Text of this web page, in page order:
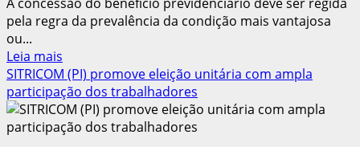
pela regra da prevalência da condição mais vantajosa
ou...
Leia mais
mais
sobre
INSS
é
SITRICOM (PI) promove eleição unitária com ampla
participação dos trabalhadores